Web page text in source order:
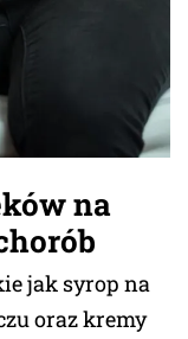
na
jak syrop na
oraz kremy